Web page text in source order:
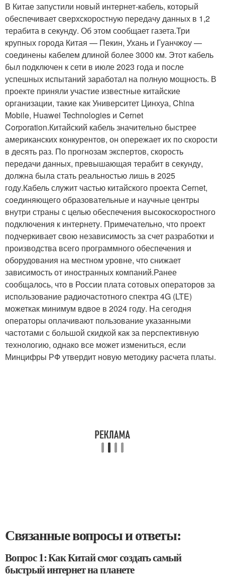
В Китае запустили новый интернет-кабель, который
обеспечивает сверхскоростную передачу данных в 1,2
терабита в секунду. Об этом сообщает газета.Три
крупных города Китая — Пекин, Ухань и Гуанчжоу —
соединены кабелем длиной более 3000 км. Этот кабель
был подключен к сети в июле 2023 года и после
успешных испытаний заработал на полную мощность. В
проекте приняли участие известные китайские
организации, такие как Университет Цинхуа, China
Mobile, Huawei Technologies и Cernet
Corporation.Китайский кабель значительно быстрее
американских конкурентов, он опережает их по скорости
в десять раз. По прогнозам экспертов, скорость
передачи данных, превышающая терабит в секунду,
должна была стать реальностью лишь в 2025
году.Кабель служит частью китайского проекта Cernet,
соединяющего образовательные и научные центры
внутри страны с целью обеспечения высокоскоростного
подключения к интернету. Примечательно, что проект
подчеркивает свою независимость за счет разработки и
производства всего программного обеспечения и
оборудования на местном уровне, что снижает
зависимость от иностранных компаний.Ранее
сообщалось, что в России плата сотовых операторов за
использование радиочастотного спектра 4G (LTE)
можеткак минимум вдвое в 2024 году. На сегодня
операторы оплачивают пользование указанными
частотами с большой скидкой как за перспективную
технологию, однако все может измениться, если
Минцифры РФ утвердит новую методику расчета платы.
Связанные вопросы и ответы:
Вопрос 1: Как Китай смог создать самый
быстрый интернет на планете